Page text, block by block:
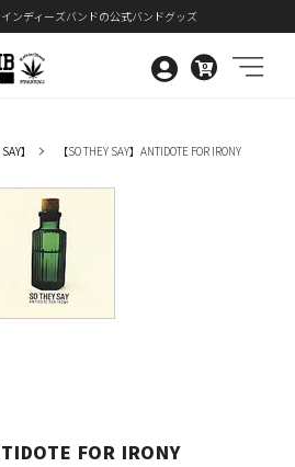
/ インディーズバンドの公式バンドグッズ
0
】 【SO THEY SAY】ANTIDOTE FOR IRONY
FOR IRONY